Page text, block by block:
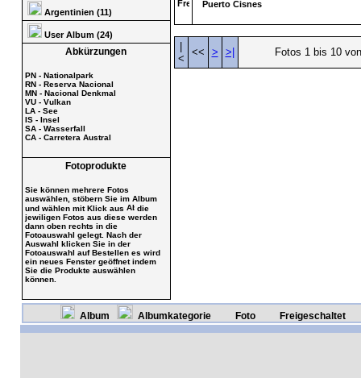
Argentinien (11)
User Album (24)
Abkürzungen
PN - Nationalpark
RN - Reserva Nacional
MN - Nacional Denkmal
VU - Vulkan
LA - See
IS - Insel
SA - Wasserfall
CA - Carretera Austral
Fotoprodukte
Sie können mehrere Fotos
auswählen, stöbern Sie im Album
und wählen mit Klick aus
die
jewiligen Fotos aus diese werden
dann oben rechts in die
Fotoauswahl gelegt. Nach der
Auswahl klicken Sie in der
Fotoauswahl auf Bestellen es wird
ein neues Fenster geöffnet indem
Sie die Produkte auswählen
können.
Puerto Cisnes
<
<< > >| Fotos 1 bis 10
Album Albumkategorie Foto Freigeschaltet